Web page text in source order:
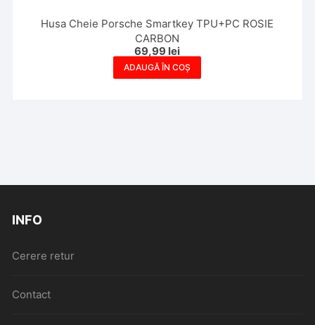
Husa Cheie Porsche Smartkey TPU+PC ROSIE
CARBON
69,99 lei
ADAUGĂ ÎN COȘ
INFO
Cerere retur
Contact